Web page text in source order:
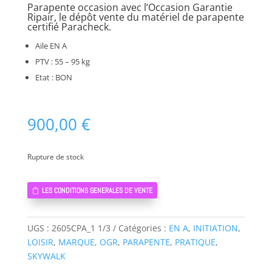
Parapente occasion avec l’Occasion Garantie
Ripair, le dépôt vente du matériel de parapente
certifié Paracheck.
Aile EN A
PTV : 55 – 95 kg
Etat : BON
900,00 €
Rupture de stock
LES CONDITIONS GENERALES DE VENTE
UGS : 2605CPA_1 1/3 Catégories : EN A, INITIATION,
LOISIR, MARQUE, OGR, PARAPENTE, PRATIQUE,
SKYWALK